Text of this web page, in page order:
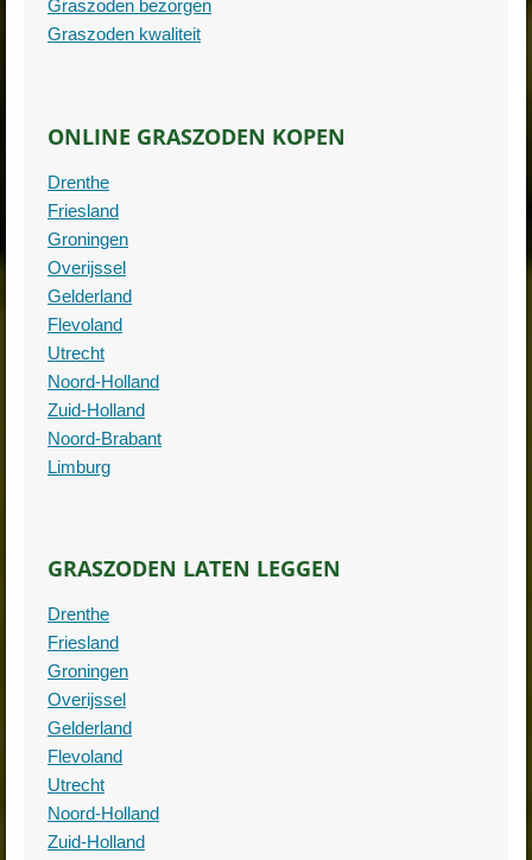
Graszoden bezorgen
Graszoden kwaliteit
ONLINE GRASZODEN KOPEN
Drenthe
Friesland
Groningen
Overijssel
Gelderland
Flevoland
Utrecht
Noord-Holland
Zuid-Holland
Noord-Brabant
Limburg
GRASZODEN LATEN LEGGEN
Drenthe
Friesland
Groningen
Overijssel
Gelderland
Flevoland
Utrecht
Noord-Holland
Zuid-Holland